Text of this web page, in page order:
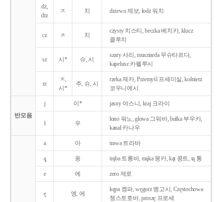
dż,
drz
ㅈ 치 drzewo 제보, łodż 워치
cz ㅊ 치
czysty 치스티, beczka 베치카, klucz
클루치
sz 시* 슈, 시
szary 샤리, musztarda 무슈타르다,
kapelusz 카펠루시
rz
ㅈ,
시*
주, 슈, 시
rzeka 제카, Przemyśl 프셰미실, kołnierz
코우니에시
반모음
j 이* jasny 야스니, kraj 크라이
ł 우
łono 워노, głowa 그워바, bułka 부우카,
kanał 카나우
a 아 trawa 트라바
ą̨ 옹 trąba 트롱바, mąka 몽카, kąt 콩트, tą 통
e 에 zero 제로
ę 엥, 에
kępa 켕파, węgorz 벵고시, Częstochowa
쳉스토호바, proszę 프로셰